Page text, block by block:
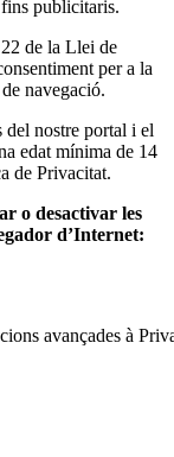
publicitaris.
de la Llei de
per a la
navegació.
del nostre portal i el
edat mínima de 14
de Privacitat.
o desactivar les
d’Internet:
avançades à